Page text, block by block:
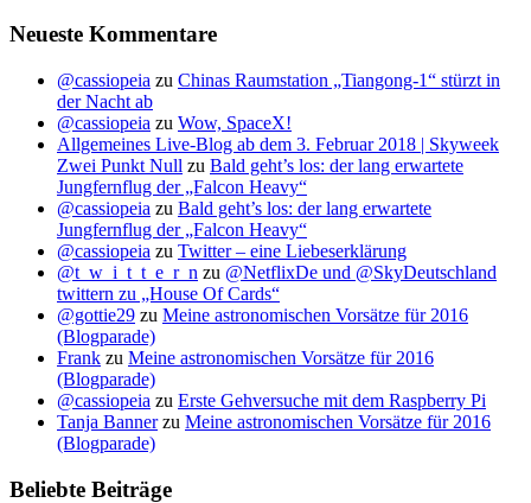
Neueste Kommentare
@cassiopeia zu Chinas Raumstation „Tiangong-1“ stürzt in
der Nacht ab
@cassiopeia zu Wow, SpaceX!
Allgemeines Live-Blog ab dem 3. Februar 2018 | Skyweek
Zwei Punkt Null zu Bald geht’s los: der lang erwartete
Jungfernflug der „Falcon Heavy“
@cassiopeia zu Bald geht’s los: der lang erwartete
Jungfernflug der „Falcon Heavy“
@cassiopeia zu Twitter – eine Liebeserklärung
@t_w_i_t_t_e_r_n zu @NetflixDe und @SkyDeutschland
twittern zu „House Of Cards“
@gottie29 zu Meine astronomischen Vorsätze für 2016
(Blogparade)
Frank zu Meine astronomischen Vorsätze für 2016
(Blogparade)
@cassiopeia zu Erste Gehversuche mit dem Raspberry Pi
Tanja Bannerzu Meine astronomischen Vorsätze für 2016
(Blogparade)
Beliebte Beiträge